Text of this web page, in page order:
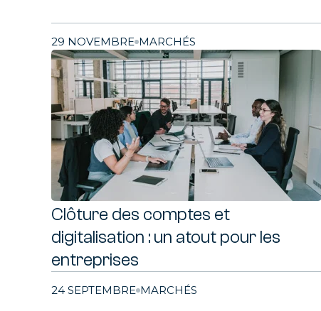
29 NOVEMBRE MARCHÉS
Clôture des comptes et
digitalisation : un atout pour les
entreprises
24 SEPTEMBRE MARCHÉS